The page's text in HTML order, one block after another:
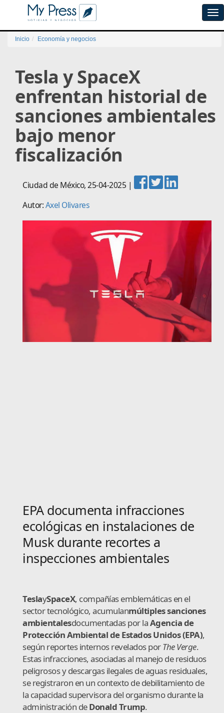
Inicio Economía y negocios
Tesla y SpaceX
enfrentan historial de
sanciones ambientales
bajo menor
fiscalización
Ciudad de México,25-04-2025 |
Autor:Axel Olivares
EPA documenta infracciones
ecológicas en instalaciones de
Musk durante recortes a
inspecciones ambientales
TeslaySpaceX, compañías emblemáticas en el
sector tecnológico, acumulanmúltiples sanciones
ambientalesdocumentadas por laAgencia de
Protección Ambiental de Estados Unidos (EPA),
según reportes internos revelados porThe Verge.
Estas infracciones, asociadas al manejo de residuos
peligrosos y descargas ilegales de aguas residuales,
se registraron en un contexto de debilitamiento de
la capacidad supervisora del organismo durante la
administración deDonald Trump.